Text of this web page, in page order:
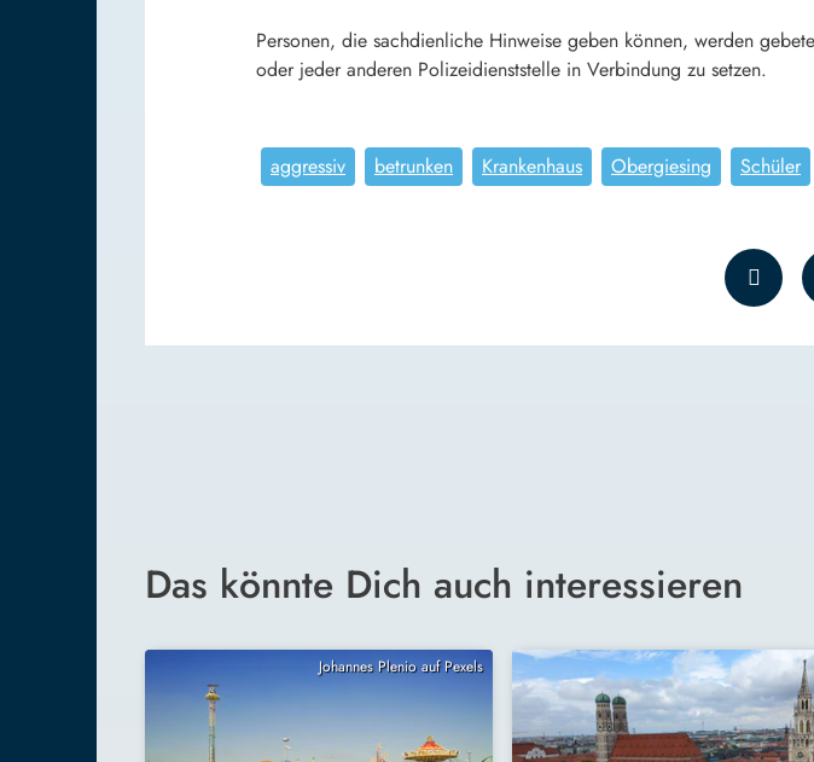
Personen, die sachdienliche Hinweise geben können, werden
oder jeder anderen Polizeidienststelle in Verbindung zu setzen.
aggressiv betrunken Krankenhaus Obergiesing Schüler
Das könnte Dich auch interessieren
Johannes Plenio auf Pexels